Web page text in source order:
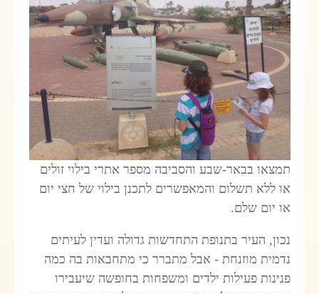
תמצאו בבאר-שבע והסביבה מספר אתרי בילוי זולים
או ללא תשלום והמאפשרים לתכנן בילוי של חצי יום
או יום שלם.
נכון, העיר בתנופת התחדשות גדולה ועדין לעיתים
נדמית מוזנחת - אבל מתברר כי מתחבאות בה כמה
פנינות פעילות ילדים ומשפחות בחופשה שיעבירו